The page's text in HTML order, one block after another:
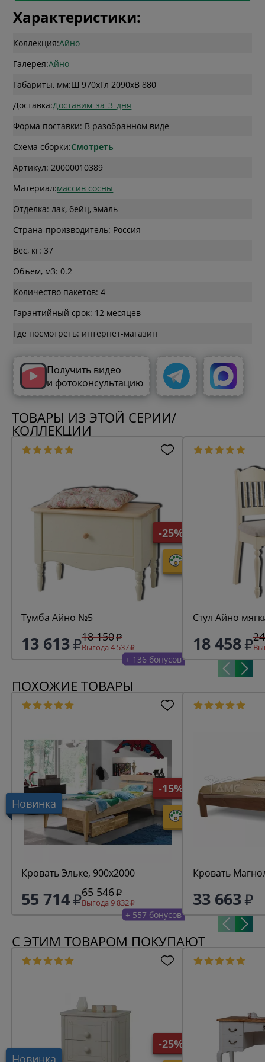
Характеристики:
Коллекция:Айно
Галерея:Айно
Габариты, мм:Ш 970xГл 2090xВ 880
Доставка:Доставим_за_3_дня
Форма поставки: В разобранном виде
Схема сборки:Смотреть
Артикул: 20000010389
Материал:массив сосны
Отделка: лак, бейц, эмаль
Страна-производитель: Россия
Вес, кг: 37
Объем, м3: 0.2
Количество пакетов: 4
Гарантийный срок: 12 месяцев
Где посмотреть: интернет-магазин
Получить видео
и фотоконсультацию
ТОВАРЫ ИЗ ЭТОЙ СЕРИИ/
КОЛЛЕКЦИИ
-25%
Тумба Айно №5
13 613 18 150
Выгода 4 537
+ 136 бонусов
Стул Айно
18 458
ПОХОЖИЕ ТОВАРЫ
Новинка
-15%
Кровать Эльке, 900х2000
55 714 65 546
Выгода 9 832
+ 557 бонусов
Кровать
33 663
С ЭТИМ ТОВАРОМ ПОКУПАЮТ
-25%